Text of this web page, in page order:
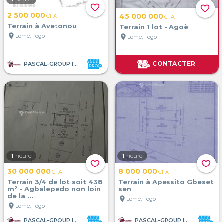
favorite_border
2 500 000CFA
Terrain à Avetonou
location_on Lomé, Togo
PASCAL-GROUP IMMOBILIER
favorite_border
45 000 000CFA
Terrain 1 lot - Agoè
location_on Lomé, Togo
CONTACTER
favorite_border
1 heure
30 000 000CFA
Terrain 3/4 de lot soit 438
m² - Agbalepedo non loin
de la ...
location_on Lomé, Togo
PASCAL-GROUP IMMOBILIER
favorite_border
1 heure
8 000 000CFA
Terrain à Apessito Gbeset
sen
location_on Lomé, Togo
PASCAL-GROUP IMMOBILIER